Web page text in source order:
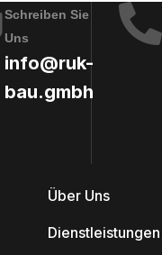
Schreiben Sie
Uns
info@ruk-
bau.gmbh
Über Uns
Dienstleistungen